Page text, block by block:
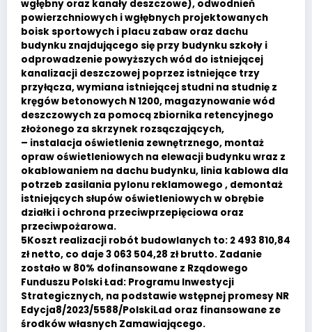
wgłębny oraz kanały deszczowe), odwodnień
powierzchniowych i wgłębnych projektowanych
boisk sportowych i placu zabaw oraz dachu
budynku znajdującego się przy budynku szkoły i
odprowadzenie powyższych wód do istniejącej
kanalizacji deszczowej poprzez istniejące trzy
przyłącza, wymiana istniejącej studni na studnię z
kręgów betonowych N 1200, magazynowanie wód
deszczowych za pomocą zbiornika retencyjnego
złożonego za skrzynek rozsączających,
– instalacja oświetlenia zewnętrznego, montaż
opraw oświetleniowych na elewacji budynku wraz z
okablowaniem na dachu budynku, linia kablowa dla
potrzeb zasilania pylonu reklamowego , demontaż
istniejących słupów oświetleniowych w obrębie
działki i ochrona przeciwprzepięciowa oraz
przeciwpożarowa.
5Koszt realizacji robót budowlanych to: 2 493 810,84
zł netto, co daje 3 063 504,28 zł brutto. Zadanie
zostało w 80% dofinansowane z Rządowego
Funduszu Polski Ład: Programu Inwestycji
Strategicznych, na podstawie wstępnej promesy NR
Edycja8/2023/5588/PolskiLad oraz finansowane ze
środków własnych Zamawiającego.